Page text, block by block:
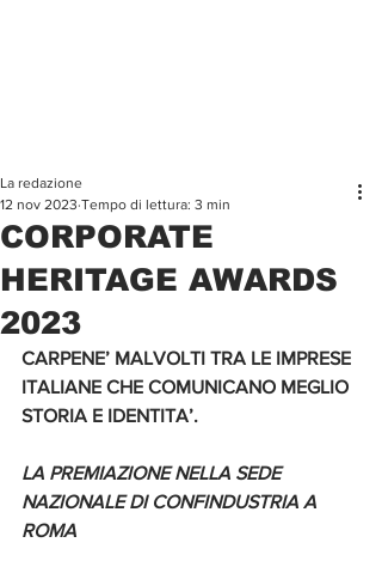
CORPORATE
HERITAGE AWARDS
2023
La redazione
12 nov 2023 Tempo di lettura: 3 min
CARPENE’ MALVOLTI TRA LE IMPRESE
ITALIANE CHE COMUNICANO MEGLIO
STORIA E IDENTITA’.
LA PREMIAZIONE NELLA SEDE
NAZIONALE DI CONFINDUSTRIA A
ROMA